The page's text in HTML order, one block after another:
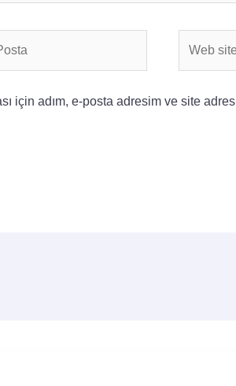
için adım, e-posta adresim ve site